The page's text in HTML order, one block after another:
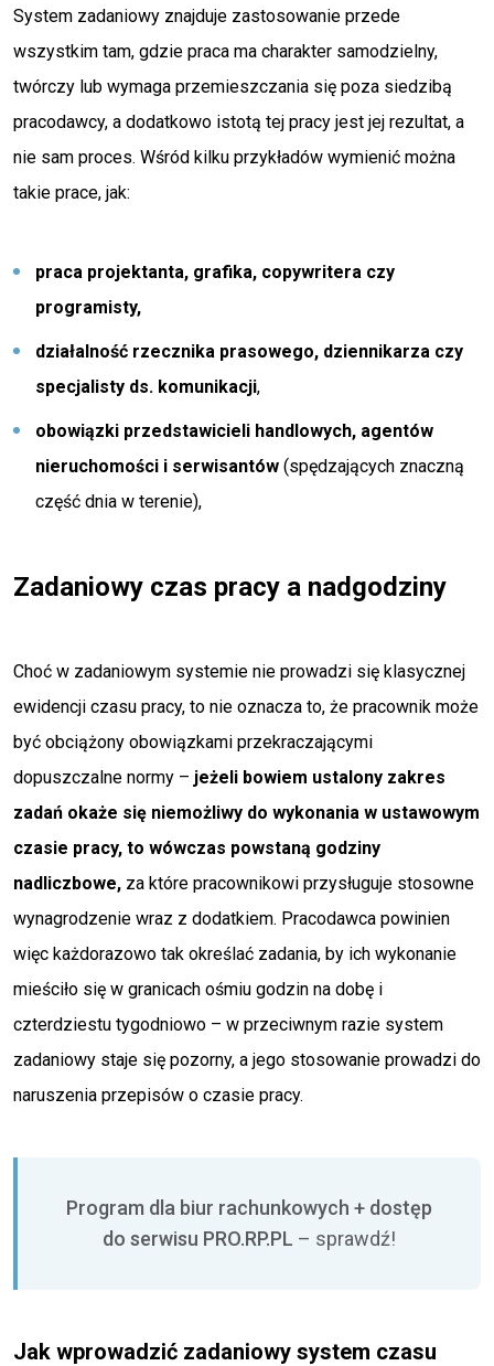
System zadaniowy znajduje zastosowanie przede
wszystkim tam, gdzie praca ma charakter samodzielny,
twórczy lub wymaga przemieszczania się poza siedzibą
pracodawcy, a dodatkowo istotą tej pracy jest jej rezultat, a
nie sam proces. Wśród kilku przykładów wymienić można
takie prace, jak:
praca projektanta, grafika, copywritera czy
programisty,
działalność rzecznika prasowego, dziennikarza czy
specjalisty ds. komunikacji,
obowiązki przedstawicieli handlowych, agentów
nieruchomości i serwisantów (spędzających znaczną
część dnia w terenie),
Zadaniowy czas pracy a nadgodziny
Choć w zadaniowym systemie nie prowadzi się klasycznej
ewidencji czasu pracy, to nie oznacza to, że pracownik może
być obciążony obowiązkami przekraczającymi
dopuszczalne normy – jeżeli bowiem ustalony zakres
zadań okaże się niemożliwy do wykonania w ustawowym
czasie pracy, to wówczas powstaną godziny
nadliczbowe, za które pracownikowi przysługuje stosowne
wynagrodzenie wraz z dodatkiem. Pracodawca powinien
więc każdorazowo tak określać zadania, by ich wykonanie
mieściło się w granicach ośmiu godzin na dobę i
czterdziestu tygodniowo – w przeciwnym razie system
zadaniowy staje się pozorny, a jego stosowanie prowadzi do
naruszenia przepisów o czasie pracy.
Program dla biur rachunkowych + dostęp
do serwisu PRO.RP.PL – sprawdź!
Jak wprowadzić zadaniowy system czasu